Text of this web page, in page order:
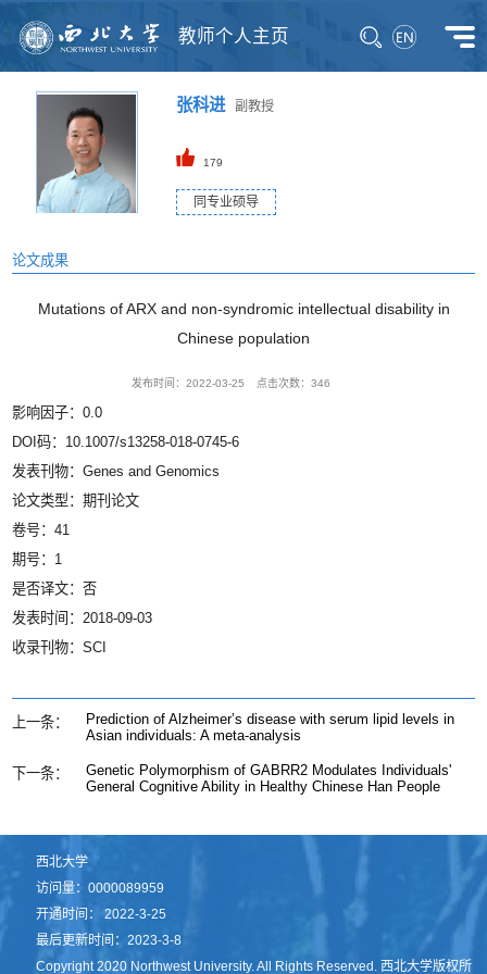
教师个人主页
张科进副教授
179
同专业硕导
论文成果
Mutations of ARX and non-syndromic intellectual disability in
Chinese population
发布时间：2022-03-25 点击次数：346
影响因子：0.0
DOI码：10.1007/s13258-018-0745-6
发表刊物：Genes and Genomics
论文类型：期刊论文
卷号：41
期号：1
是否译文：否
发表时间：2018-09-03
收录刊物：SCI
上一条：
Prediction of Alzheimer’s disease with serum lipid levels in
Asian individuals: A meta-analysis
下一条：
Genetic Polymorphism of GABRR2 Modulates Individuals'
General Cognitive Ability in Healthy Chinese Han People
西北大学
访问量：0000089959
开通时间：2022-3-25
最后更新时间：2023-3-8
Copyright 2020 Northwest University. All Rights Reserved. 西北大学版权所